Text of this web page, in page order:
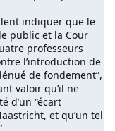
indiquer que le
public et la Cour
professeurs
l’introduction de
de fondement”,
valoir qu’il ne
d’un “écart
et qu’un tel